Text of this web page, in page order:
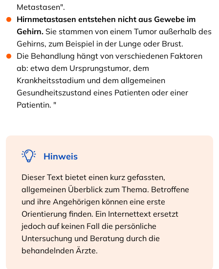
Metastasen".
Hirnmetastasen entstehen nicht aus Gewebe im
Gehirn. Sie stammen von einem Tumor außerhalb des
Gehirns, zum Beispiel in der Lunge oder Brust.
Die Behandlung hängt von verschiedenen Faktoren
ab: etwa dem Ursprungstumor, dem
Krankheitsstadium und dem allgemeinen
Gesundheitszustand eines Patienten oder einer
Patientin. "
Hinweis
Dieser Text bietet einen kurz gefassten,
allgemeinen Überblick zum Thema. Betroffene
und ihre Angehörigen können eine erste
Orientierung finden. Ein Internettext ersetzt
jedoch auf keinen Fall die persönliche
Untersuchung und Beratung durch die
behandelnden Ärzte.